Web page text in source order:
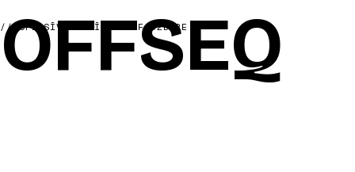
OFFSEQ
//OFENSĪVĀ SECĪBA REF 32B02E